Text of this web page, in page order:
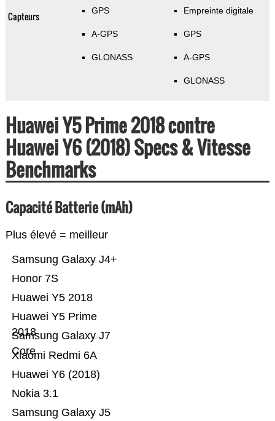
Capteurs GPS
A-GPS
GLONASS
Empreinte digitale
GPS
A-GPS
GLONASS
Huawei Y5 Prime 2018 contre
Huawei Y6 (2018) Specs & Vitesse
Benchmarks
Capacité Batterie (mAh)
Plus élevé = meilleur
Samsung Galaxy J5
Nokia 3.1
Huawei Y6 (2018)
Xiaomi Redmi 6A
Samsung Galaxy J7
Core
Huawei Y5 Prime
2018
Huawei Y5 2018
Honor 7S
Samsung Galaxy J4+